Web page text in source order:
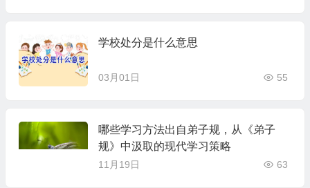
学校处分是什么意思
03月01日 55
哪些学习方法出自弟子规，从《弟子
规》中汲取的现代学习策略
11月19日 63